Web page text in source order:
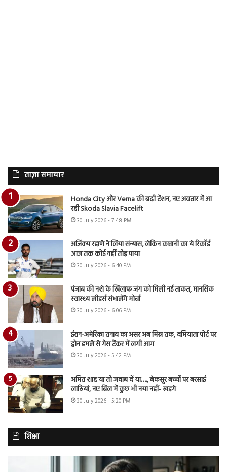
ताज़ा समाचार
Honda City और Verna की बढ़ी टेंशन, नए अवतार में आ
रही Skoda Slavia Facelift
30 July 2026 - 7:48 PM
अजिंक्य रहाणे ने लिया संन्यास, लेकिन कप्तानी का ये रिकॉर्ड
आज तक कोई नहीं तोड़ पाया
30 July 2026 - 6:40 PM
पंजाब की नशे के खिलाफ जंग को मिली नई ताकत, मानसिक
स्वास्थ्य लीडर्स संभालेंगे मोर्चा
30 July 2026 - 6:06 PM
ईरान-अमेरिका तनाव का असर अब मिस्र तक, दमियाता पोर्ट पर
ड्रोन हमले से गैस टैंकर में लगी आग
30 July 2026 - 5:42 PM
अमित शाह या तो जवाब दें या…., बेकसूर बच्चों पर बरसाई
लाठियां, नए बिल में कुछ भी नया नहीं- खड़गे
30 July 2026 - 5:20 PM
शिक्षा